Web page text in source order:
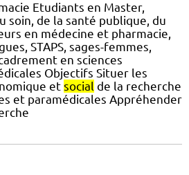
Etudiants en Master,
soin, de la santé publique, du
en médecine et pharmacie,
STAPS, sages-femmes,
en sciences
Objectifs Situer les
et social de la recherche
et paramédicales Appréhender